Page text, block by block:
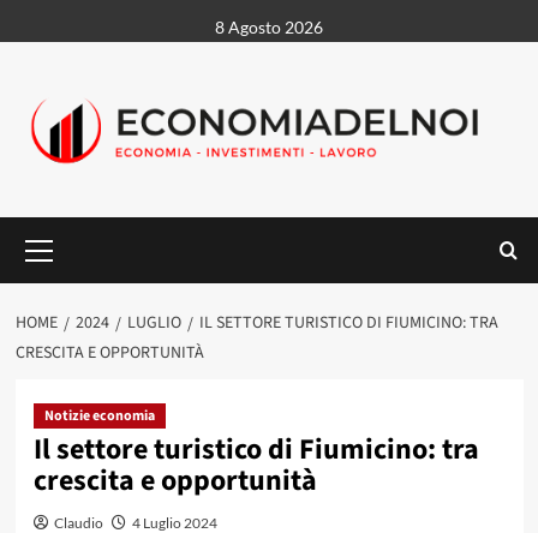
al
8 Agosto 2026
principale
HOME 2024 LUGLIO
IL SETTORE TURISTICO DI FIUMICINO: TRA
CRESCITA E OPPORTUNITÀ
Notizie economia
Il settore turistico di Fiumicino: tra
crescita e opportunità
Claudio 4 Luglio 2024